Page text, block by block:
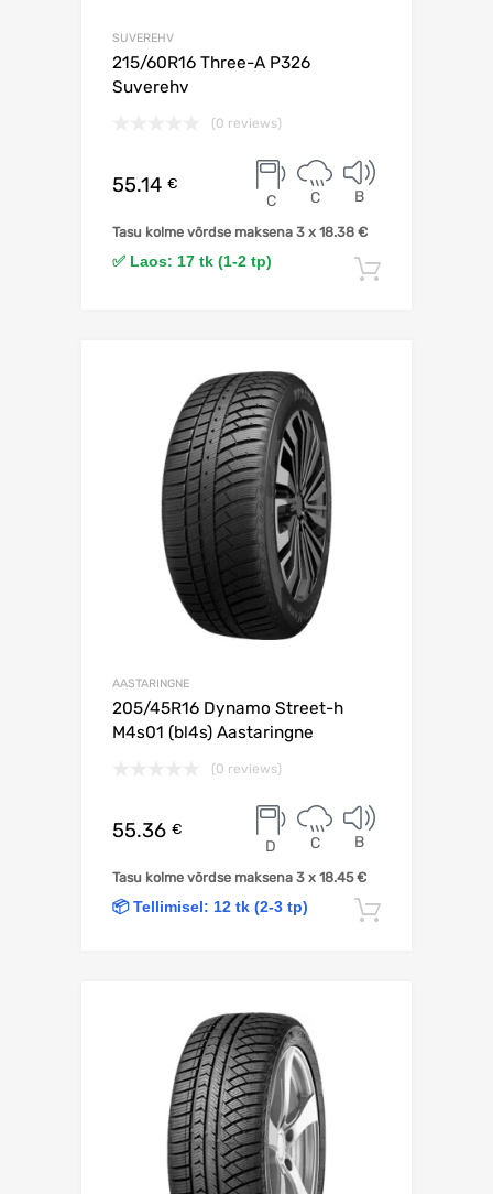
SUVEREHV
215/60R16 Three-A P326
Suverehv
(0 reviews)
55.14 €
C C B
Tasu kolme võrdse maksena 3 x 18.38 €
✅ Laos: 17 tk (1-2 tp)
AASTARINGNE
205/45R16 Dynamo Street-h
M4s01 (bl4s) Aastaringne
(0 reviews)
55.36 €
D C B
Tasu kolme võrdse maksena 3 x 18.45€
📦 Tellimisel: 12 tk (2-3 tp)